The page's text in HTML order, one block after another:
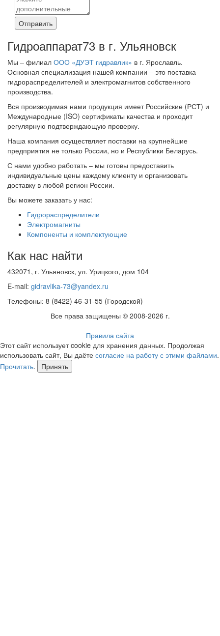
Отправить
Гидроаппарат73 в г. Ульяновск
Мы – филиал ООО «ДУЭТ гидравлик» в г. Ярославль.
Основная специализация нашей компании – это поставка
гидрораспределителей и электромагнитов собственного
производства.
Вся производимая нами продукция имеет Российские (РСТ) и
Международные (ISO) сертификаты качества и проходит
регулярную подтверждающую проверку.
Наша компания осуществляет поставки на крупнейшие
предприятия не только России, но и Республики Беларусь.
С нами удобно работать – мы готовы предоставить
индивидуальные цены каждому клиенту и организовать
доставку в любой регион России.
Вы можете заказать у нас:
Гидрораспределители
Электромагниты
Компоненты и комплектующие
Как нас найти
432071, г. Ульяновск, ул. Урицкого, дом 104
E-mail: gidravlika-73@yandex.ru
Телефоны: 8 (8422) 46-31-55 (Городской)
Все права защищены © 2008-2026 г.
Правила сайта
Этот сайт использует cookie для хранения данных. Продолжая
использовать сайт, Вы даёте согласие на работу с этими файлами.
Прочитать. Принять